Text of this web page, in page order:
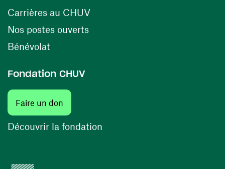
Carrières au CHUV(ouvre une nouvelle fenêtre)
Nos postes ouverts(ouvre une nouvelle fenêtre)
Bénévolat
Fondation CHUV
Faire un don
Découvrir la fondation